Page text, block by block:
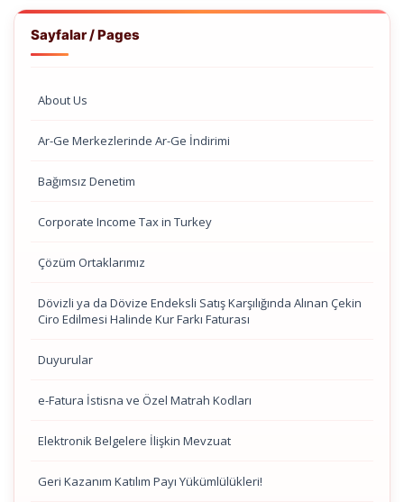
Sayfalar / Pages
About Us
Ar-Ge Merkezlerinde Ar-Ge İndirimi
Bağımsız Denetim
Corporate Income Tax in Turkey
Çözüm Ortaklarımız
Dövizli ya da Dövize Endeksli Satış Karşılığında Alınan Çekin
Ciro Edilmesi Halinde Kur Farkı Faturası
Duyurular
e-Fatura İstisna ve Özel Matrah Kodları
Elektronik Belgelere İlişkin Mevzuat
Geri Kazanım Katılım Payı Yükümlülükleri!